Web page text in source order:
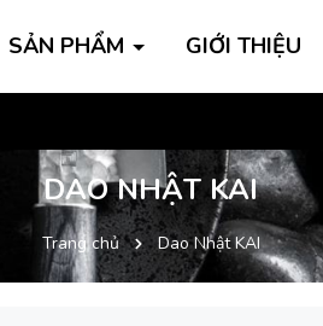
SẢN PHẨM GIỚI THIỆU
DAO NHẬT KAI
Trang chủ Dao Nhật KAI